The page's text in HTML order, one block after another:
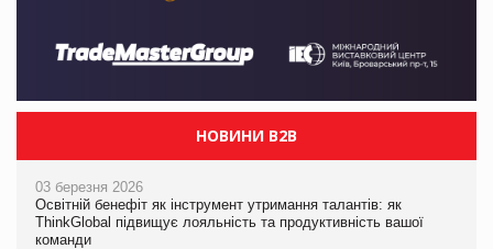
НОВИНИ B2B
03 березня 2026
Освітній бенефіт як інструмент утримання талантів: як
ThinkGlobal підвищує лояльність та продуктивність вашої
команди